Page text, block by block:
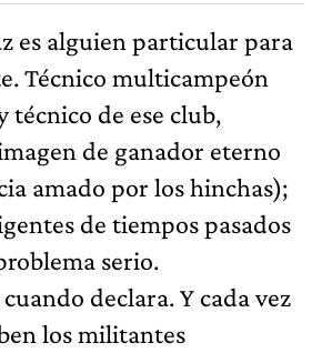
es alguien particular para
Técnico multicampeón
técnico de ese club,
de ganador eterno
amado por los hinchas);
de tiempos pasados
serio.
declara. Y cada vez
los militantes